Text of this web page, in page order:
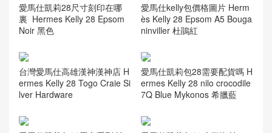
愛馬仕凱莉28尺寸刻印在哪
裏 Hermes Kelly 28 Epsom
Noir 黑色
愛馬仕kelly包價格圖片 Herm
ès Kelly 28 Epsom A5 Bouga
ninviller 杜鵑紅
台灣愛馬仕高雄漢神漢神店 H
ermes Kelly 28 Togo Craie Si
lver Hardware
愛馬仕凱莉包28需要配貨嗎 H
ermes Kelly 28 nilo crocodile
7Q Blue Mykonos 希臘藍